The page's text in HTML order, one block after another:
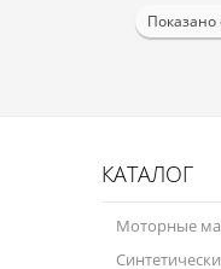
Показано
КАТАЛОГ
Моторные